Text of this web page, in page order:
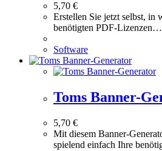
5,70 €
Erstellen Sie jetzt selbst,
benötigten PDF-Lizenzen…
Software
Toms Banner-
5,70 €
Mit diesem Banner-
spielend einfach Ihre